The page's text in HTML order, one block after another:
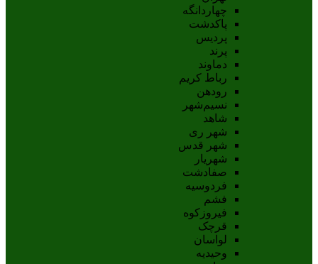
چهاردانگه
پاکدشت
پردیس
پرند
دماوند
رباط کریم
رودهن
نسيم‌شهر
شاهد
شهر ری
شهر قدس
شهریار
صفادشت
فردوسیه
فشم
فیروزکوه
قرچک
لواسان
وحیدیه